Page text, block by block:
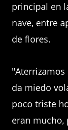
principal en
nave, entre
de flores.
da miedo
poco triste
eran mucho,